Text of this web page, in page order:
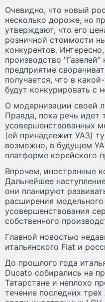
Очевидно, что новый
несколько дороже, но
утверждают, что его
розничной стоимости
конкурентов.
производство
предприятие
получается, что в
будут конкурировать с
О модернизации своей
Правда, пока речь идет
усовершенствованных
(ей принадлежит УАЗ)
возможно, в будущем
платформе корейского
Впрочем, иностранные
Дальнейшее
они планируют
расширения
усовершенствования
собственного
Главной новостью
итальянского Fiat и
До прошлого года
Ducato собирались на
Татарстане и неплохо
течение последних